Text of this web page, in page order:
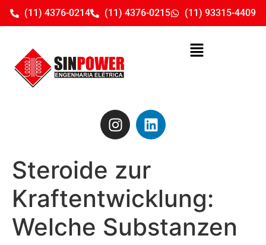
(11) 4376-0214 (11) 4376-0215 (11) 93315-4409
Steroide zur
Kraftentwicklung:
Welche Substanzen